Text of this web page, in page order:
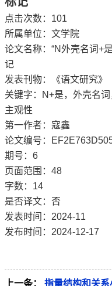
点击次数： 101
所属单位：文学院
论文名称：“N外壳名词+
记
发表刊物：《语文研究》
关键字：N+是，外壳名
主观性
第一作者：寇鑫
论文编号：
期号：6
页面范围：48
字数：14
是否译文：否
发表时间：2024-11
发布时间：2024-12-17
上一条：
指量结构和关